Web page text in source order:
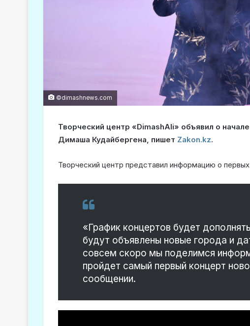
©dimashnews.com
Творческий центр «DimashAli» объявил о
Димаша Кудайбергена, пишет Zakon.kz.
Творческий центр представил информацию о
«График концертов будет
будут объявлены новые города и
совсем скоро мы поделимся
пройдет самый первый концерт
сообщении.